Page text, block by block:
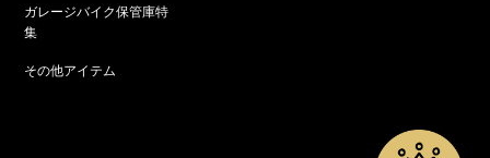
ガレージバイク保管庫特
集
その他アイテム